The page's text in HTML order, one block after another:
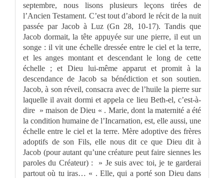
septembre, nous lisons plusieurs leçons tirées de
l’Ancien Testament. C’est tout d’abord le récit de la nuit
passée par Jacob à Luz (Gn 28, 10-17). Tandis que
Jacob dormait, la tête appuyée sur une pierre, il eut un
songe : il vit une échelle dressée entre le ciel et la terre,
et les anges montant et descendant le long de cette
échelle ; et Dieu lui-même apparut et promit à la
descendance de Jacob sa bénédiction et son soutien.
Jacob, à son réveil, consacra avec de l’huile la pierre sur
laquelle il avait dormi et appela ce lieu Beth-el, c’est-à-
dire » maison de Dieu « . Marie, dont la maternité a été
la condition humaine de l’Incarnation, est, elle aussi, une
échelle entre le ciel et la terre. Mère adoptive des frères
adoptifs de son Fils, elle nous dit ce que Dieu dit à
Jacob (pour autant qu’une créature peut faire siennes les
paroles du Créateur) : » Je suis avec toi, je te garderai
partout où tu iras… « . Elle, qui a porté son Dieu dans